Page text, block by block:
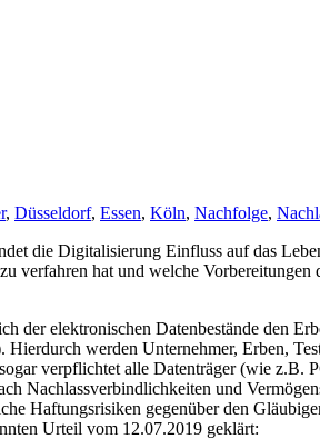
, Düsseldorf, Essen, Köln, Nachfolge,
die Digitalisierung Einfluss auf das
hat und welche
der elektronischen Datenbestände den
werden Unternehmer, Erben,
verpflichtet alle Datenträger (wie z.B.
Nachlassverbindlichkeiten und
Haftungsrisiken gegenüber den
Urteil vom 12.07.2019 geklärt: